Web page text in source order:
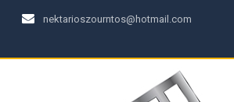
nektarioszourntos@hotmail.com